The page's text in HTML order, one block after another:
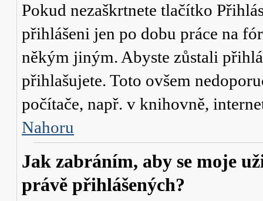
Pokud nezaškrtnete tlačítko
přihlášeni jen po dobu práce na
někým jiným. Abyste zůstali
přihlašujete. Toto ovšem
počítače, např. v knihovně,
Nahoru
Jak zabráním, aby se moje
právě přihlášených?